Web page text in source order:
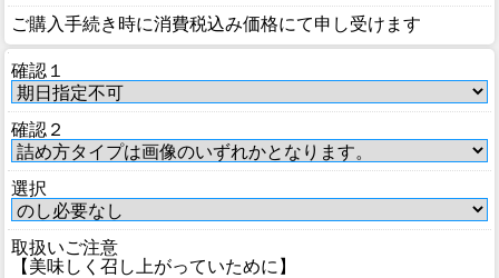
ご購入手続き時に消費税込み価格にて申し受けます
確認１
確認２
選択
取扱いご注意
【美味しく召し上がっていために】